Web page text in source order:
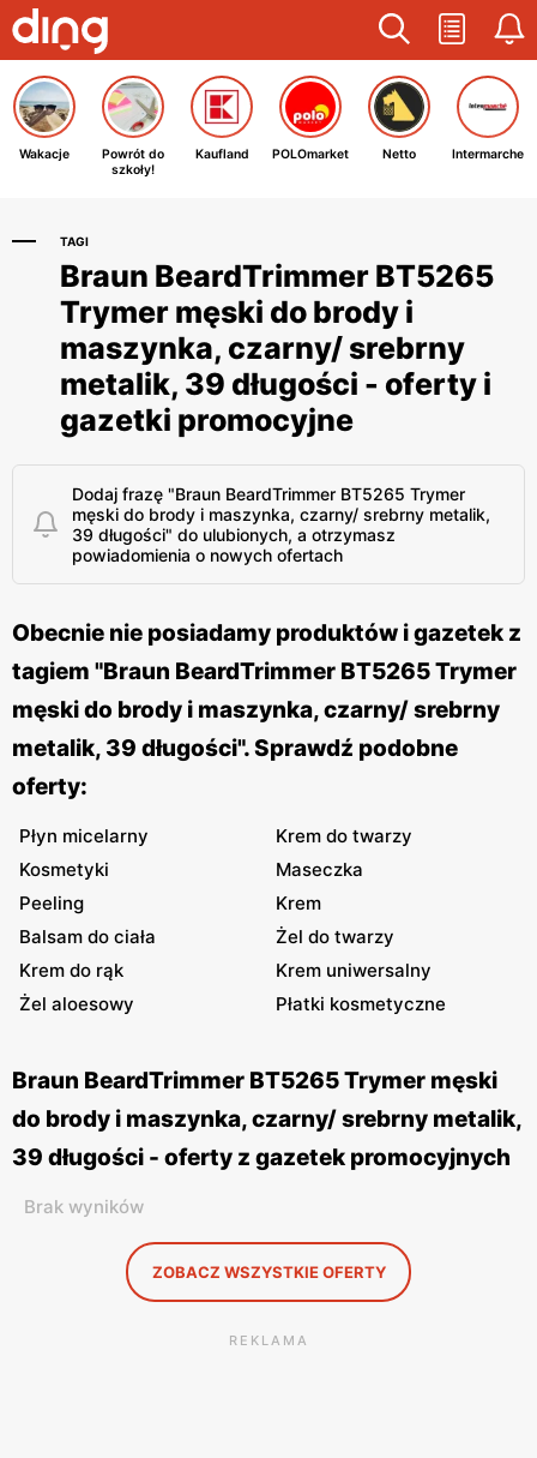
Wakacje
Powrót do
szkoły!
Kaufland POLOmarket Netto Intermarche
TAGI
Braun BeardTrimmer BT5265
Trymer męski do brody i
maszynka, czarny/ srebrny
metalik, 39 długości - oferty i
gazetki promocyjne
Dodaj frazę "Braun BeardTrimmer BT5265 Trymer
męski do brody i maszynka, czarny/ srebrny metalik,
39 długości" do ulubionych, a otrzymasz
powiadomienia o nowych ofertach
Obecnie nie posiadamy produktów i gazetek z
tagiem "Braun BeardTrimmer BT5265 Trymer
męski do brody i maszynka, czarny/ srebrny
metalik, 39 długości". Sprawdź podobne
oferty:
Płyn micelarny
Krem do twarzy
Kosmetyki
Maseczka
Peeling
Krem
Balsam do ciała
Żel do twarzy
Krem do rąk
Krem uniwersalny
Żel aloesowy
Płatki kosmetyczne
Braun BeardTrimmer BT5265 Trymer męski
do brody i maszynka, czarny/ srebrny metalik,
39 długości - oferty z gazetek promocyjnych
Brak wyników
ZOBACZ WSZYSTKIE OFERTY
REKLAMA